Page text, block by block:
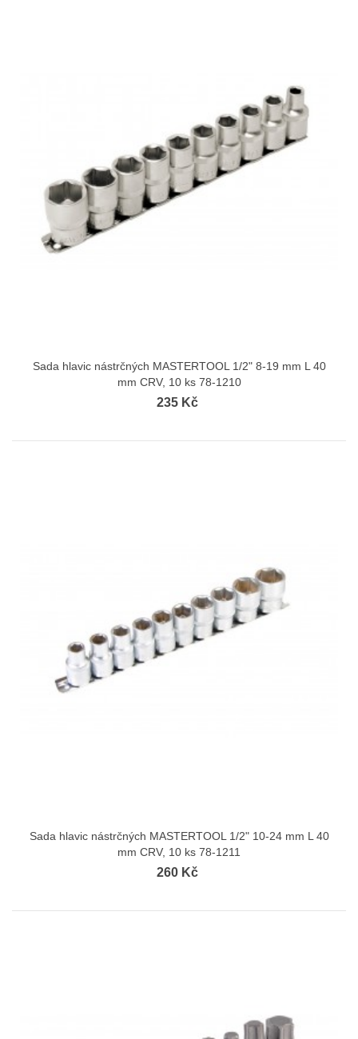
Sada hlavic nástrčných MASTERTOOL 1/2" 8-19 mm L 40
mm CRV, 10 ks 78-1210
235 Kč
Sada hlavic nástrčných MASTERTOOL 1/2" 10-24 mm L 40
mm CRV, 10 ks 78-1211
260 Kč